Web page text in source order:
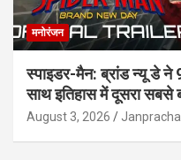
मनोरंजन
स्पाइडर-मैन: ब्रांड न्यू डे
साथ इतिहास में दूसरा सबसे
August 3, 2026